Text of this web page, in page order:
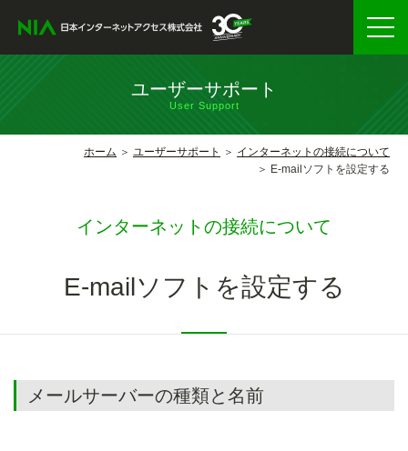
ユーザーサポート
User Support
ホーム ユーザーサポート
インターネットの接続について
E-mailソフトを設定する
インターネットの接続について
E-mailソフトを設定する
メールサーバーの種類と名前